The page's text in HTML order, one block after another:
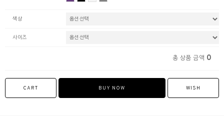
색상
사이즈
총 상품 금액 0
CART BUY NOW WISH